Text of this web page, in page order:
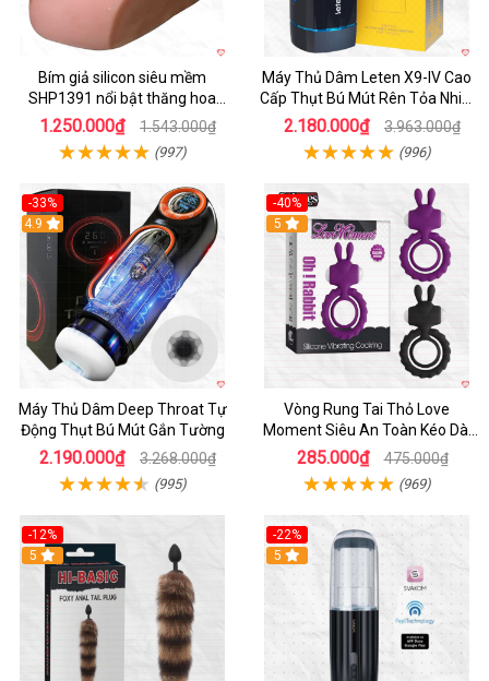
Bím giả silicon siêu mềm
SHP1391 nổi bật thăng hoa
hoàn hảo
1.250.000₫ 1.543.000₫
(997)
Máy Thủ Dâm Leten X9-IV Cao
Cấp Thụt Bú Mút Rên Tỏa Nhiệt
Sạc Pin
2.180.000₫ 3.963.000₫
(996)
-33%
Hot
4.9
Máy Thủ Dâm Deep Throat Tự
Động Thụt Bú Mút Gắn Tường
2.190.000₫ 3.268.000₫
(995)
-40%
5
Vòng Rung Tai Thỏ Love
Moment Siêu An Toàn Kéo Dài
Thời Gian
285.000₫ 475.000₫
(969)
-12%
Hot
5
-22%
5